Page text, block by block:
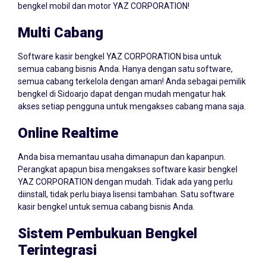
bengkel mobil dan motor YAZ CORPORATION!
Multi Cabang
Software kasir bengkel YAZ CORPORATION bisa untuk
semua cabang bisnis Anda. Hanya dengan satu software,
semua cabang terkelola dengan aman! Anda sebagai pemilik
bengkel di Sidoarjo dapat dengan mudah mengatur hak
akses setiap pengguna untuk mengakses cabang mana saja.
Online Realtime
Anda bisa memantau usaha dimanapun dan kapanpun.
Perangkat apapun bisa mengakses software kasir bengkel
YAZ CORPORATION dengan mudah. Tidak ada yang perlu
diinstall, tidak perlu biaya lisensi tambahan. Satu software
kasir bengkel untuk semua cabang bisnis Anda.
Sistem Pembukuan Bengkel
Terintegrasi